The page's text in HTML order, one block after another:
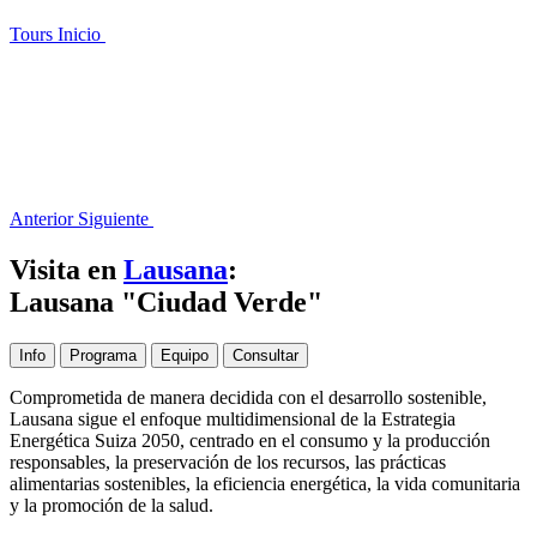
Tours Inicio
Anterior Siguiente
Visita en Lausana:
Lausana "Ciudad Verde"
Info Programa Equipo Consultar
Comprometida de manera decidida con el desarrollo sostenible,
Lausana sigue el enfoque multidimensional de la Estrategia
Energética Suiza 2050, centrado en el consumo y la producción
responsables, la preservación de los recursos, las prácticas
alimentarias sostenibles, la eficiencia energética, la vida comunitaria
y la promoción de la salud.